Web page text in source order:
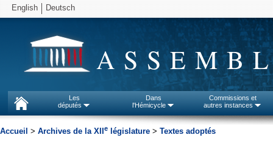
English Deutsch
Les
députés
Dans
l'Hémicycle
Commissions et
autres instances
Accueil > Archives de la XII e législature > Textes adoptés